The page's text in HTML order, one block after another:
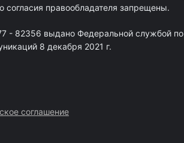
согласия правообладателя запрещены.
- 82356 выдано Федеральной службой
8 декабря 2021 г.
соглашение